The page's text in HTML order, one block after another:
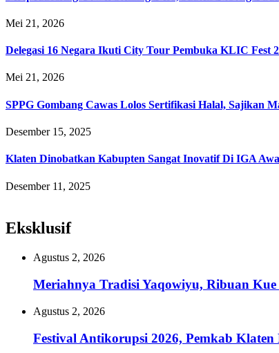
Mei 21, 2026
Delegasi 16 Negara Ikuti City Tour Pembuka KLIC Fest
Mei 21, 2026
SPPG Gombang Cawas Lolos Sertifikasi Halal, Sajikan
Desember 15, 2025
Klaten Dinobatkan Kabupten Sangat Inovatif Di IGA
Desember 11, 2025
Eksklusif
Agustus 2, 2026
Meriahnya Tradisi Yaqowiyu, Ribuan
Agustus 2, 2026
Festival Antikorupsi 2026, Pemkab